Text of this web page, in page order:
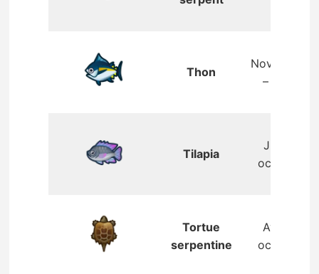
Thon
Novembre
– avril
Tilapia
Juin –
octobre
Tortue
serpentine
Avril –
octobre